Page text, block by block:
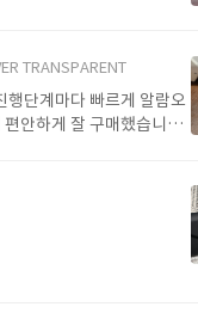
TRANSPARENT
행단계마다 빠르게 알람오
안하게 잘 구매했습니다.